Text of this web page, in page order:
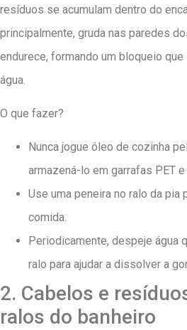
resíduos se acumulam dentro do
principalmente, gruda nas paredes
endurece, formando um bloqueio
água.
O que fazer?
Nunca jogue óleo de cozinha
armazená-lo em garrafas PET
Use uma peneira no ralo da pia
comida.
Periodicamente, despeje água
ralo para ajudar a dissolver a
2. Cabelos e
ralos do banheiro